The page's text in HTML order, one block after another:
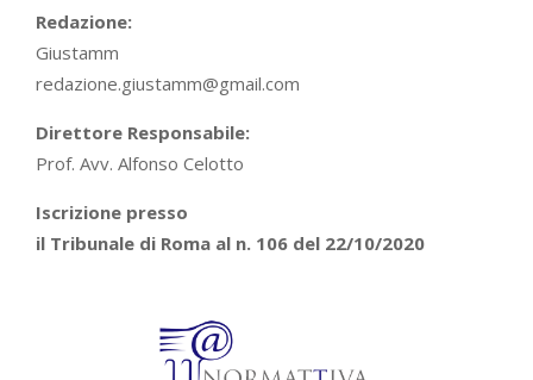
Redazione:
Giustamm
redazione.giustamm@gmail.com
Direttore Responsabile:
Prof. Avv. Alfonso Celotto
Iscrizione presso
il Tribunale di Roma al n. 106 del 22/10/2020